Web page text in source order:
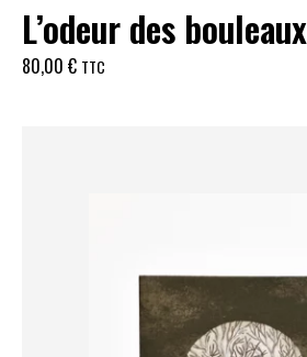
L’odeur des bouleaux
80,00 € TTC